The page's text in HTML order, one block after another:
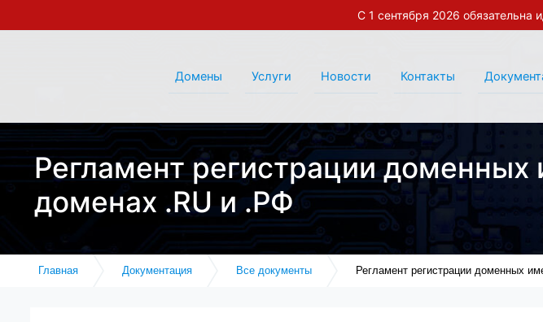
С 1 сентября 2026 обязательна
Домены Услуги Новости Контакты
Регламент регистрации доменных
доменах .RU и .РФ
Главная Документация Все документы Регламент регистрации доменных